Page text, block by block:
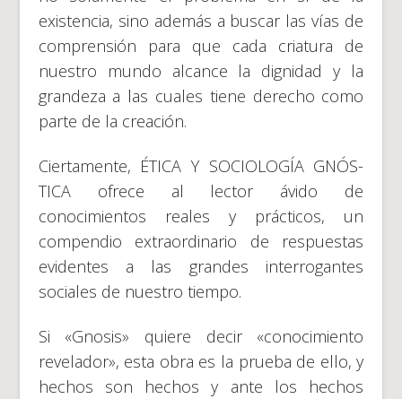
existencia, sino además a buscar las vías de
comprensión para que cada criatura de
nuestro mundo alcance la dignidad y la
grandeza a las cuales tiene derecho como
parte de la creación.
Ciertamente, ÉTICA Y SOCIOLOGÍA GNÓS­
TICA ofrece al lector ávido de
conocimientos reales y prácticos, un
compendio extraordinario de respuestas
evidentes a las grandes interrogantes
sociales de nuestro tiempo.
Si «Gnosis» quiere decir «conocimiento
revelador», esta obra es la prueba de ello, y
hechos son hechos y ante los hechos